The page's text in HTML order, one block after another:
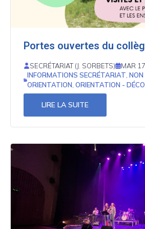
Portes ouvertes du
SECRÉTARIAT (J. SORBETS)
MAR
INFORMATIONS SECRÉTARIAT ,
ORIENTATION ,ORIENTATION -
LIRE LA SUITE